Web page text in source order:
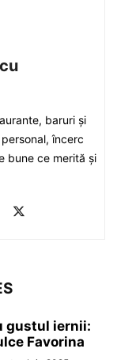
baruri şi
încerc
bune ce merită şi
gustul iernii:
Favorina